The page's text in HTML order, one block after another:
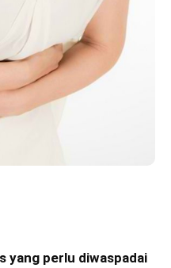
yang perlu diwaspadai